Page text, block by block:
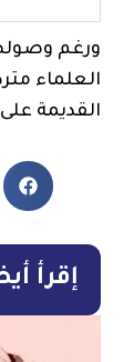
ورغم
العلماء
القديمة
إقرأ